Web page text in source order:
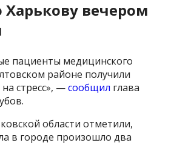
вечером
пациенты медицинского
районе получили
стресс», —сообщил глава
области отметили,
в городе произошло два